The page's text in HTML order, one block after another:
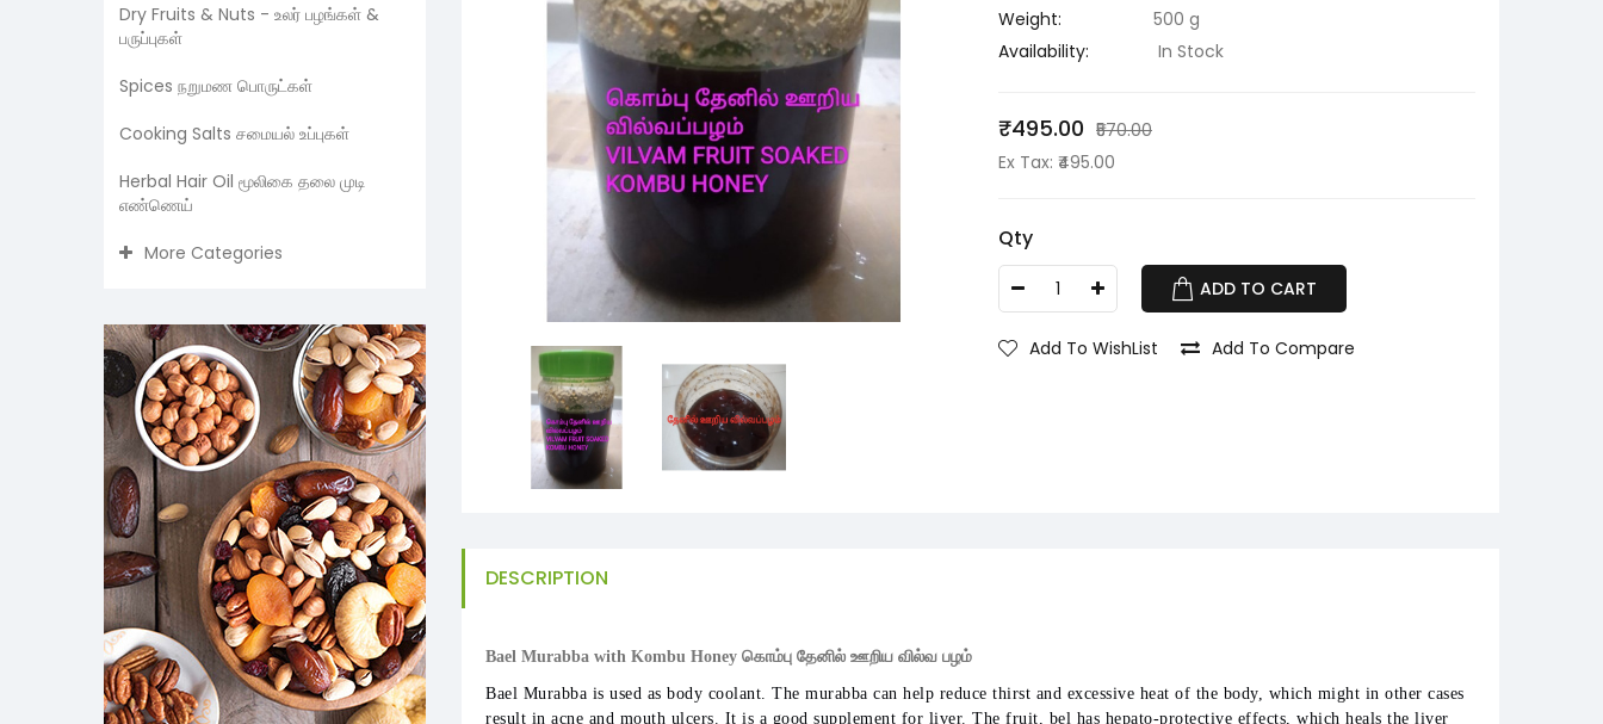
Dry Fruits & Nuts - உலர் பழங்கள் &
பருப்புகள்
Spices நறுமண பொருட்கள்
Cooking Salts சமையல் உப்புகள்
Herbal Hair Oil மூலிகை தலை முடி
எண்ணெய்
More Categories
Weight:
500 g
Availability:
In Stock
₹495.00 ₹570.00
Ex Tax: ₹495.00
Qty
ADD TO CART
Add To WishList Add To Compare
DESCRIPTION
Bael Murabba with Kombu Honey கொம்பு தேனில் ஊறிய வில்வ பழம்
Bael Murabba is used as body coolant. The murabba can help reduce thirst and excessive heat of the body, which might in other cases
result in acne and mouth ulcers. It is a good supplement for liver. The fruit, bel has hepato-protective effects, which heals the liver